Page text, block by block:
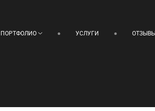
ПОРТФОЛИО УСЛУГИ
ОТЗЫВЫ